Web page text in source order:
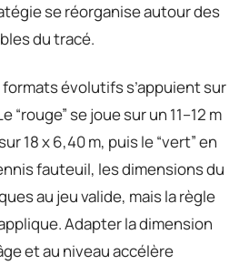
se réorganise autour des
du tracé.
évolutifs s’appuient sur
se joue sur un 11–12 m
18 x 6,40 m, puis le “vert” en
fauteuil, les dimensions du
au jeu valide, mais la règle
Adapter la dimension
et au niveau accélère